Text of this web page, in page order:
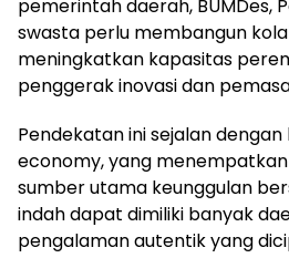
pemerintah daerah, BUMDes,
swasta perlu membangun
meningkatkan kapasitas
penggerak inovasi dan
Pendekatan ini sejalan
economy, yang
sumber utama keunggulan
indah dapat dimiliki banyak
pengalaman autentik yang